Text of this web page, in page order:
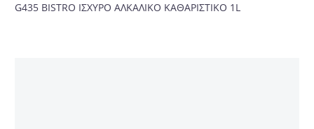
G435 BISTRO ΙΣΧΥΡΟ ΑΛΚΑΛΙΚΟ ΚΑΘΑΡΙΣΤΙΚΟ 1L